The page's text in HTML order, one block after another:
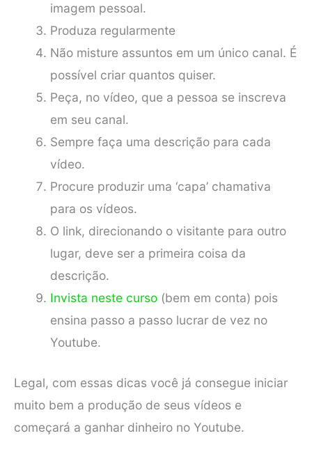
imagem pessoal.
Produza regularmente
Não misture assuntos em um único canal. É
possível criar quantos quiser.
Peça, no vídeo, que a pessoa se inscreva
em seu canal.
Sempre faça uma descrição para cada
vídeo.
Procure produzir uma ‘capa’ chamativa
para os vídeos.
O link, direcionando o visitante para outro
lugar, deve ser a primeira coisa da
descrição.
Invista neste curso (bem em conta) pois
ensina passo a passo lucrar de vez no
Youtube.
Legal, com essas dicas você já consegue iniciar
muito bem a produção de seus vídeos e
começará a ganhar dinheiro no Youtube.